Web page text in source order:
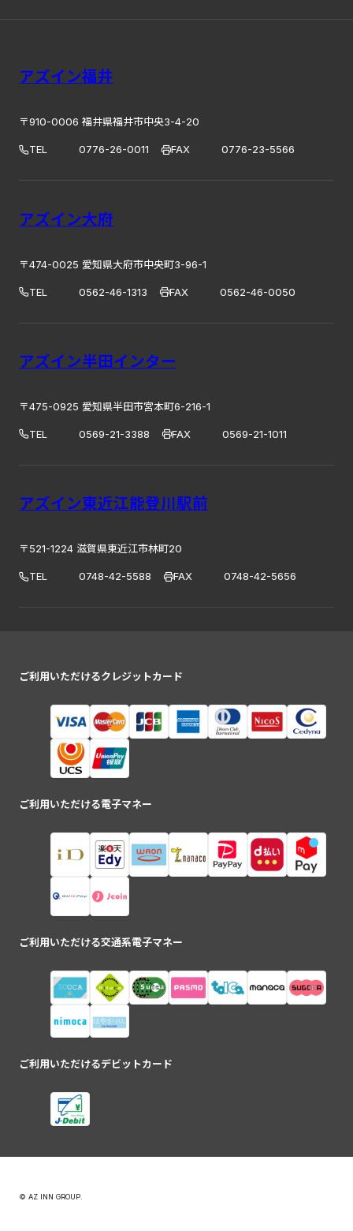
アズイン福井
〒910-0006 福井県福井市中央3-4-20
TEL 0776-26-0011 FAX 0776-23-5566
アズイン大府
〒474-0025 愛知県大府市中央町3-96-1
TEL 0562-46-1313 FAX 0562-46-0050
アズイン半田インター
〒475-0925 愛知県半田市宮本町6-216-1
TEL 0569-21-3388 FAX 0569-21-1011
アズイン東近江能登川駅前
〒521-1224 滋賀県東近江市林町20
TEL 0748-42-5588 FAX 0748-42-5656
ご利用いただけるクレジットカード
ご利用いただける電子マネー
ご利用いただける交通系電子マネー
ご利用いただけるデビットカード
© AZ INN GROUP.